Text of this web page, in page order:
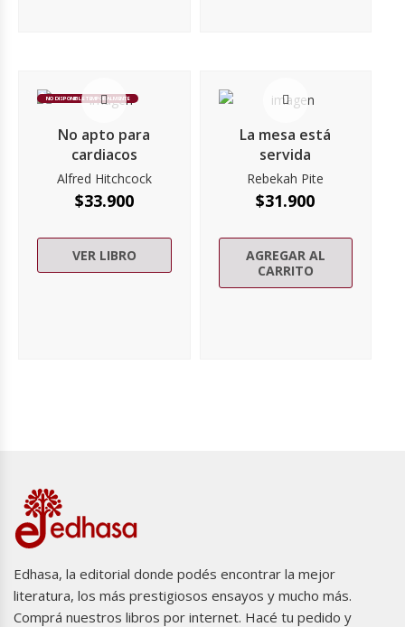
NO DISPONIBLE TEMPORALMENTE
No apto para
cardiacos
Alfred Hitchcock
$33.900
VER LIBRO
La mesa está
servida
Rebekah Pite
$31.900
AGREGAR AL
CARRITO
Edhasa, la editorial donde podés encontrar la mejor
literatura, los más prestigiosos ensayos y mucho más.
Comprá nuestros libros por internet. Hacé tu pedido y